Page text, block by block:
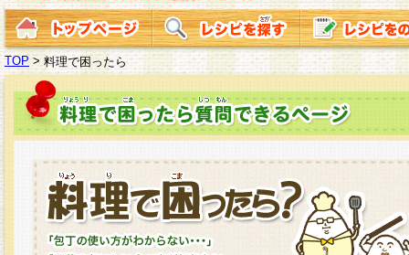
TOP >料理で困ったら